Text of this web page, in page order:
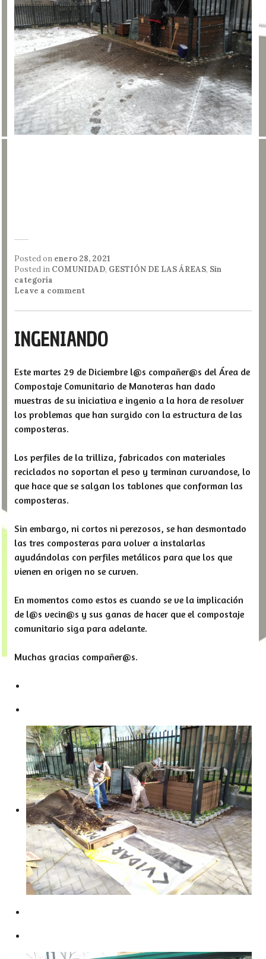
Posted on enero 28, 2021
Posted in COMUNIDAD, GESTIÓN DE LAS ÁREAS, Sin
categoría
Leave a comment
INGENIANDO
Este martes 29 de Diciembre l@s compañer@s del Área de
Compostaje Comunitario de Manoteras han dado
muestras de su iniciativa e ingenio a la hora de resolver
los problemas que han surgido con la estructura de las
composteras.
Los perfiles de la trilliza, fabricados con materiales
reciclados no soportan el peso y terminan curvandose, lo
que hace que se salgan los tablones que conforman las
composteras.
Sin embargo, ni cortos ni perezosos, se han desmontado
las tres composteras para volver a instalarlas
ayudándolas con perfiles metálicos para que los que
vienen en origen no se curven.
En momentos como estos es cuando se ve la implicación
de l@s vecin@s y sus ganas de hacer que el compostaje
comunitario siga para adelante.
Muchas gracias compañer@s.